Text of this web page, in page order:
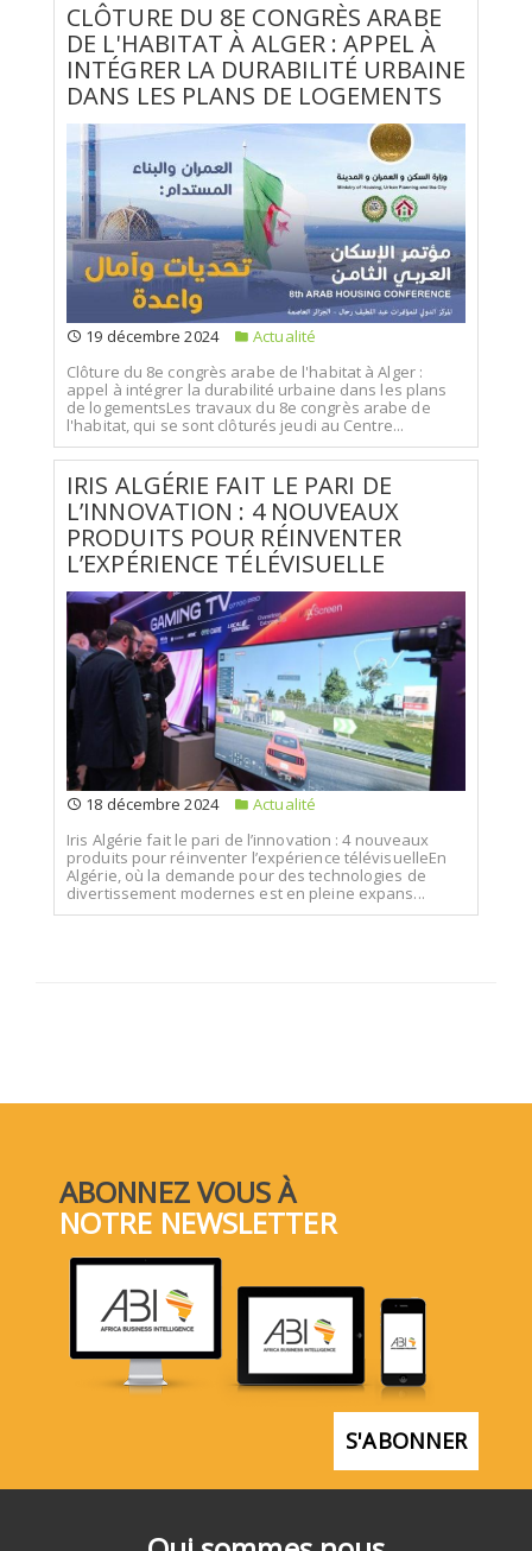
CLÔTURE DU 8E CONGRÈS ARABE
DE L'HABITAT À ALGER : APPEL À
INTÉGRER LA DURABILITÉ URBAINE
DANS LES PLANS DE LOGEMENTS
19 décembre 2024
Actualité
Clôture du 8e congrès arabe de l'habitat à Alger :
appel à intégrer la durabilité urbaine dans les plans
de logementsLes travaux du 8e congrès arabe de
l'habitat, qui se sont clôturés jeudi au Centre...
IRIS ALGÉRIE FAIT LE PARI DE
L’INNOVATION : 4 NOUVEAUX
PRODUITS POUR RÉINVENTER
L’EXPÉRIENCE TÉLÉVISUELLE
18 décembre 2024
Actualité
Iris Algérie fait le pari de l’innovation : 4 nouveaux
produits pour réinventer l’expérience télévisuelleEn
Algérie, où la demande pour des technologies de
divertissement modernes est en pleine expans...
ABONNEZ VOUS À
NOTRE NEWSLETTER
S'ABONNER